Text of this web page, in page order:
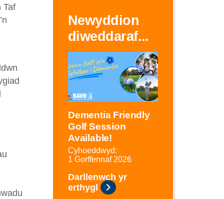
Taf
Newyddion
diweddaraf...
Dementia Friendly
Golf Session
Available!
Cyhoeddwyd:
1 Gorffennaf 2026
Darllenwch yr
erthygl